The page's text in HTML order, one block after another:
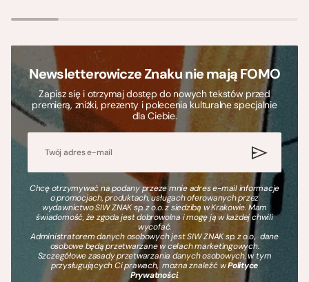
Newsletterowicze Znaku nie mają FOMO
Zapisz się i otrzymaj dostęp do nowych tekstów przed
premierą, zniżki, prezenty i polecenia kulturalne specjalnie
dla Ciebie.
Chcę otrzymywać na podany przeze mnie adres e-mail informacje
o promocjach, produktach, usługach oferowanych przez
wydawnictwo SIW ZNAK sp. z o.o. z siedzibą w Krakowie. Mam
świadomość, że zgoda jest dobrowolna i mogę ją w każdej chwili
wycofać.
Administratorem danych osobowych jest SIW ZNAK sp. z o.o., dane
osobowe będą przetwarzane w celach marketingowych.
Szczegółowe zasady przetwarzania danych osobowych, w tym
przysługujących Ci prawach, można znaleźć wPolityce
Prywatności.